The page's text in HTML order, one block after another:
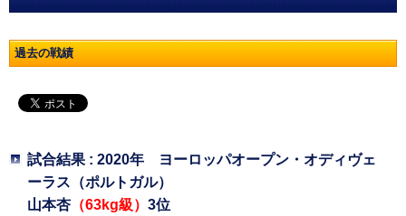
過去の戦績
試合結果 : 2020年 ヨーロッパオープン・オディヴェ
ーラス（ポルトガル）
山本杏 （63kg級） 3位